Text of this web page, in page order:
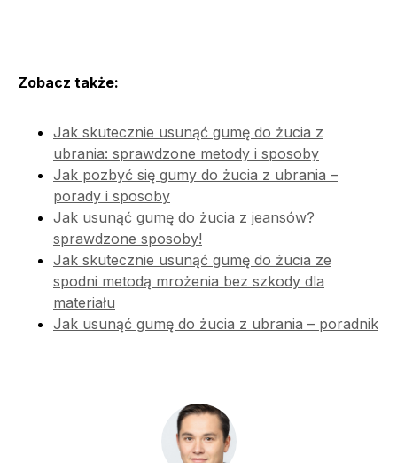
Zobacz także:
Jak skutecznie usunąć gumę do żucia z
ubrania: sprawdzone metody i sposoby
Jak pozbyć się gumy do żucia z ubrania –
porady i sposoby
Jak usunąć gumę do żucia z jeansów?
sprawdzone sposoby!
Jak skutecznie usunąć gumę do żucia ze
spodni metodą mrożenia bez szkody dla
materiału
Jak usunąć gumę do żucia z ubrania – poradnik